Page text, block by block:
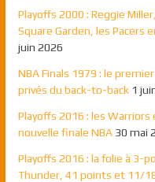
Playoffs 2000 : Reggie
Square Garden, les Pacers
juin 2026
NBA Finals 1979 : le
privés du back-to-back 1
Playoffs 2016 : les
nouvelle finale NBA 30 mai
Playoffs 2016 : la folie à 3-
Thunder, 41 points et 11/